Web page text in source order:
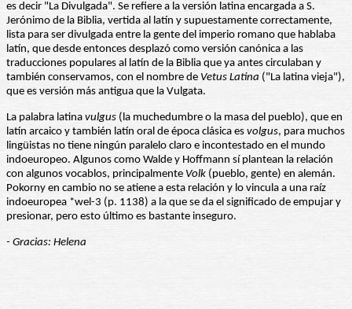
es decir "La Divulgada". Se refiere a la versión latina encargada a S.
Jerónimo de la Biblia, vertida al latín y supuestamente correctamente,
lista para ser divulgada entre la gente del imperio romano que hablaba
latín, que desde entonces desplazó como versión canónica a las
traducciones populares al latín de la Biblia que ya antes circulaban y
también conservamos, con el nombre de Vetus Latina ("La latina vieja"),
que es versión más antigua que la Vulgata.
La palabra latina vulgus (la muchedumbre o la masa del pueblo), que en
latín arcaico y también latín oral de época clásica es volgus, para muchos
lingüistas no tiene ningún paralelo claro e incontestado en el mundo
indoeuropeo. Algunos como Walde y Hoffmann sí plantean la relación
con algunos vocablos, principalmente Volk (pueblo, gente) en alemán.
Pokorny en cambio no se atiene a esta relación y lo vincula a una raíz
indoeuropea *wel-3 (p. 1138) a la que se da el significado de empujar y
presionar, pero esto último es bastante inseguro.
- Gracias: Helena